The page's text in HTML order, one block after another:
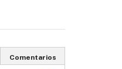
Comentarios